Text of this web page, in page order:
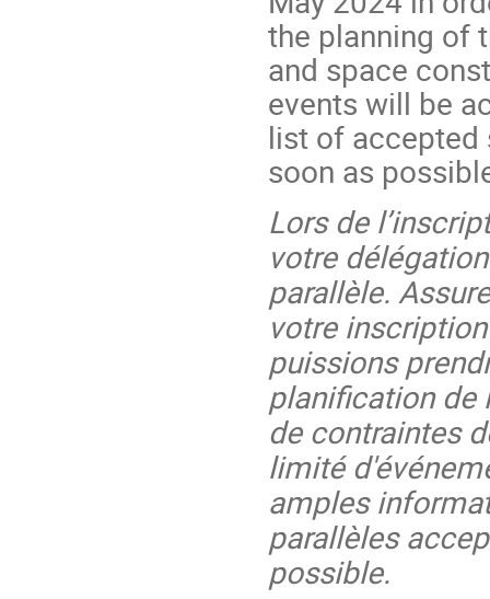
the planning of
and space
events will be
list of accepted
soon as
Lors de
votre
parallèle.
votre
puissions
planification de
de contraintes
limité
amples
parallèles
possible.